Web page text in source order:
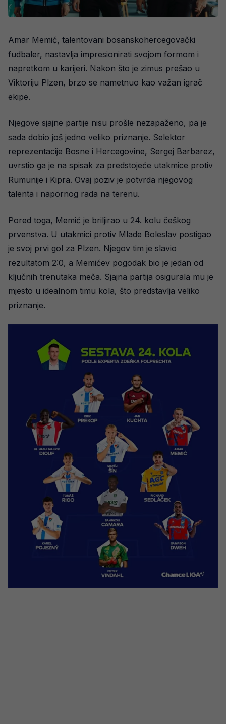
Amar Memić, talentovani bosanskohercegovački
fudbaler, nastavlja impresionirati svojom formom i
napretkom u karijeri. Nakon što je zimus prešao u
Viktoriju Plzen, brzo se nametnuo kao važan igrač
ekipe.
Njegove sjajne partije nisu prošle nezapaženo, pa je
sada dobio još jedno veliko priznanje. Selektor
reprezentacije Bosne i Hercegovine, Sergej Barbarez,
uvrstio ga je na spisak za predstojeće utakmice protiv
Rumunije i Kipra. Ovaj poziv je potvrda njegovog
talenta i napornog rada na terenu.
Pored toga, Memić je briljirao u 24. kolu češkog
prvenstva. U utakmici protiv Mlade Boleslav postigao
je svoj prvi gol za Plzen. Njegov tim je slavio
rezultatom 2:0, a Memićev pogodak bio je jedan od
ključnih trenutaka meča. Sjajna partija osigurala mu je
mjesto u idealnom timu kola, što predstavlja veliko
priznanje.